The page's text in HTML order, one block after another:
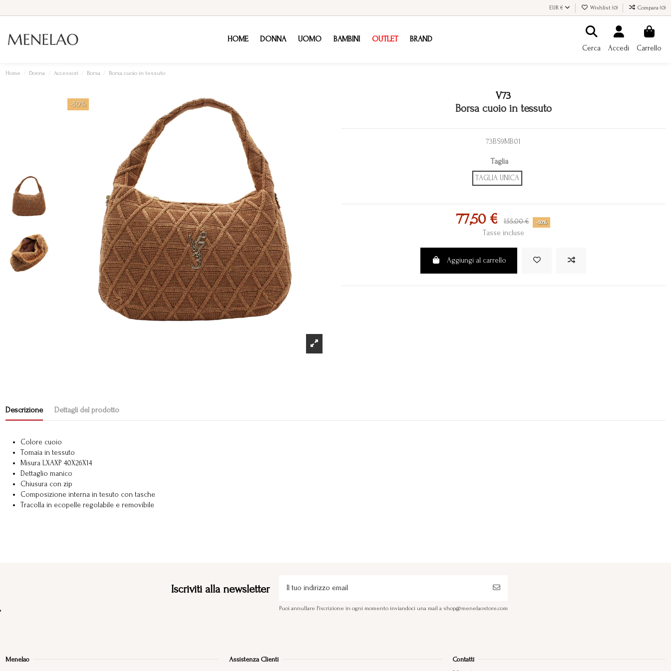
EUR € Wishlist (0) Compara (0)
HOME DONNA UOMO BAMBINI OUTLET BRAND
Cerca Accedi Carrello
Home Donna Accessori Borsa Borsa cuoio in tessuto
-50% Borsa cuoio in tessuto
V73
73BS9MB01
Taglia
TAGLIA UNICA
77,50 € 155,00 € -50%
Tasse incluse
Aggiungi al carrello
Descrizione Dettagli del prodotto
Colore cuoio
Tomaia in tessuto
Misura LXAXP 40X26X14
Dettaglio manico
Chiusura con zip
Composizione interna in tesuto con tasche
Tracolla in ecopelle regolabile e removibile
Iscriviti alla newsletter
Puoi annullare l'iscrizione in ogni momento inviandoci una mail a shop@menelaostore.com
Menelao Assistenza Clienti Contatti